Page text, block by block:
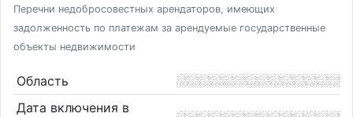
Перечни недобросовестных арендаторов, имеющих
задолженность по платежам за арендуемые государственные
объекты недвижимости
Область
Дата включения в